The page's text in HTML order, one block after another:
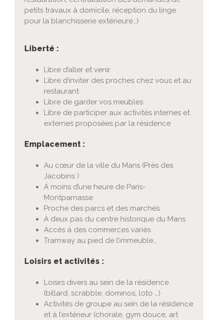
petits travaux à domicile, réception du linge
pour la blanchisserie extérieure…)
Liberté :
Libre d’aller et venir
Libre d’inviter des proches chez vous et au
restaurant
Libre de garder vos meubles
Libre de participer aux activités internes et
externes proposées par la résidence
Emplacement :
Au cœur de la ville du Mans (Près des
Jacobins )
À moins d’une heure de Paris-
Montparnasse
Proche des parcs et des marchés
À deux pas du centre historique du Mans
Accès à des commerces variés
Tramway au pied de l’immeuble…
Loisirs et activités :
Loisirs divers au sein de la résidence
(billard, scrabble, dominos, loto …)
Activités de groupe au sein de la résidence
et à l’extérieur (chorale, gym douce, art